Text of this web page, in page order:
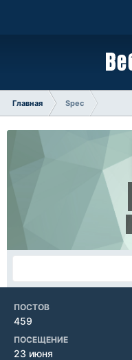
Главная Spec
ПОСТОВ
459
ПОСЕЩЕНИЕ
23 июня